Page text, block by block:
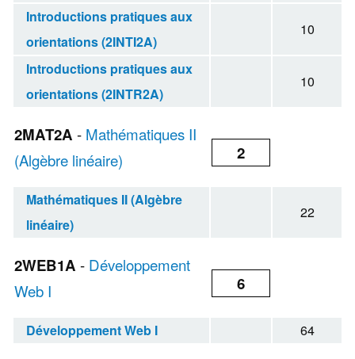
Introductions pratiques aux
orientations (2INTI2A)
10
Introductions pratiques aux
orientations (2INTR2A)
10
2MAT2A - Mathématiques II
(Algèbre linéaire)
2
Mathématiques II (Algèbre
linéaire)
22
2WEB1A - Développement
Web I
6
Développement Web I 64